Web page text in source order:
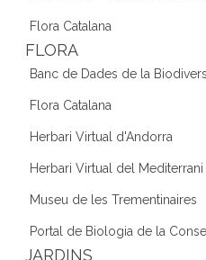
Flora Catalana
FLORA
Banc de Dades de la
Flora Catalana
Herbari Virtual d'Andorra
Herbari Virtual del Mediterrani
Museu de les Trementinaires
Portal de Biologia de la
JARDINS